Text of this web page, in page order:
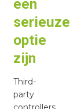
een
serieuze
optie
zijn
Third-
party